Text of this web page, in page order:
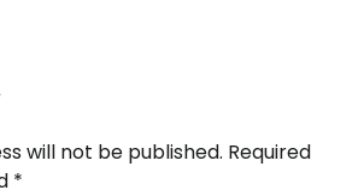
will not be published. Required
*